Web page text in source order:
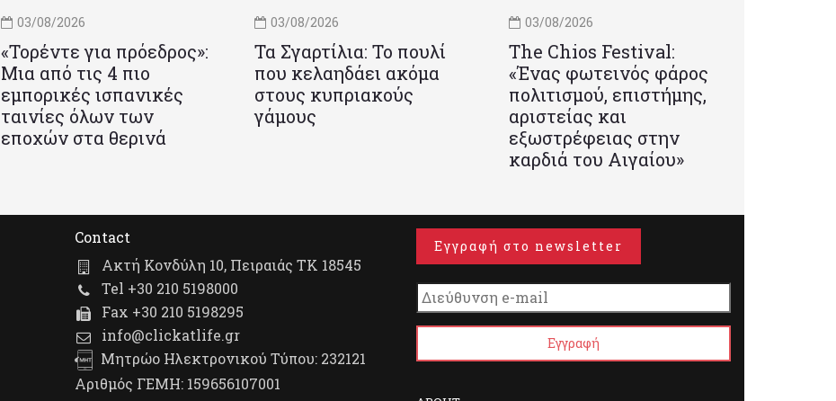
03/08/2026
«Τορέντε για πρόεδρος»:
Mια από τις 4 πιο
εμπορικές ισπανικές
ταινίες όλων των
εποχών στα θερινά
03/08/2026
Τα Σγαρτίλια: Το πουλί
που κελαηδάει ακόμα
στους κυπριακούς
γάμους
03/08/2026
Τhe Chios Festival:
«Ένας φωτεινός φάρος
πολιτισμού, επιστήμης,
αριστείας και
εξωστρέφειας στην
καρδιά του Αιγαίου»
Contact
Ακτή Κονδύλη 10, Πειραιάς ΤΚ 18545
Tel +30 210 5198000
Fax +30 210 5198295
info@clickatlife.gr
Μητρώο Ηλεκτρονικού Τύπου: 232121
Αριθμός ΓΕΜΗ: 159656107001
Εγγραφή στο newsletter